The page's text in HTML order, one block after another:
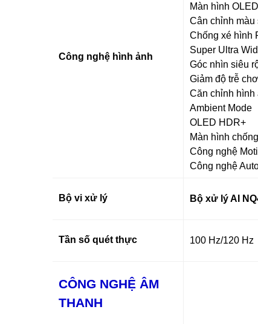
Công nghệ hình ảnh
Màn hình OLED
Cân chỉnh màu
Chống xé hình
Super Ultra
Góc nhìn siêu
Giảm độ trễ
Căn chỉnh hình
Ambient Mode
OLED HDR+
Màn hình
Công nghệ
Công nghệ
Bộ vi xử lý Bộ xử lý AI
Tần số quét thực 100 Hz/120 Hz
CÔNG NGHỆ ÂM
THANH